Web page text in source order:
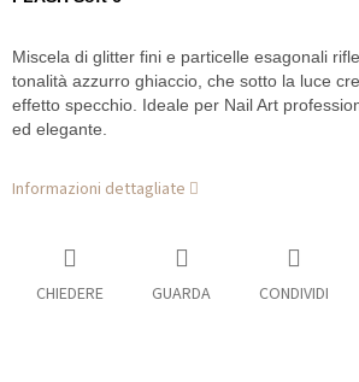
Miscela di glitter fini e particelle esagonali
tonalità azzurro ghiaccio, che sotto la luce
effetto specchio. Ideale per Nail Art
ed elegante.
Informazioni dettagliate
CHIEDERE GUARDA CONDIVIDI